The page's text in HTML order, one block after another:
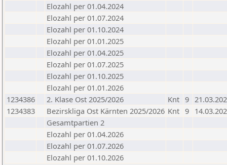
Elozahl per 01.04.2024
Elozahl per 01.07.2024
Elozahl per 01.10.2024
Elozahl per 01.01.2025
Elozahl per 01.04.2025
Elozahl per 01.07.2025
Elozahl per 01.10.2025
Elozahl per 01.01.2026
1234386
2. Klase Ost 2025/2026 Knt 9
1234383
Bezirskliga Ost Kärnten 2025/2026 Knt 9
Gesamtpartien 2
Elozahl per 01.04.2026
Elozahl per 01.07.2026
Elozahl per 01.10.2026